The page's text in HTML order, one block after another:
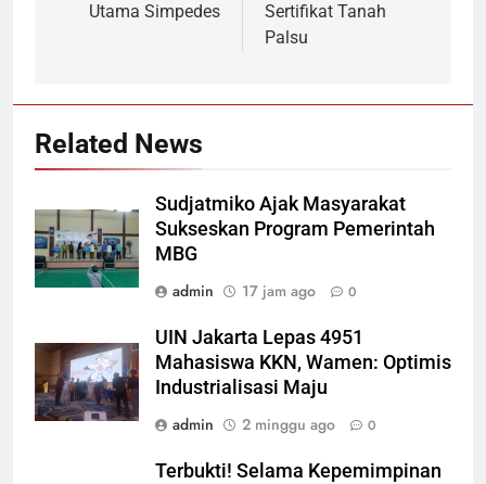
Utama Simpedes
Sertifikat Tanah
Palsu
Related News
Sudjatmiko Ajak Masyarakat
Sukseskan Program Pemerintah
MBG
admin
17 jam ago 0
UIN Jakarta Lepas 4951
Mahasiswa KKN, Wamen: Optimis
Industrialisasi Maju
admin
2 minggu ago 0
Terbukti! Selama Kepemimpinan